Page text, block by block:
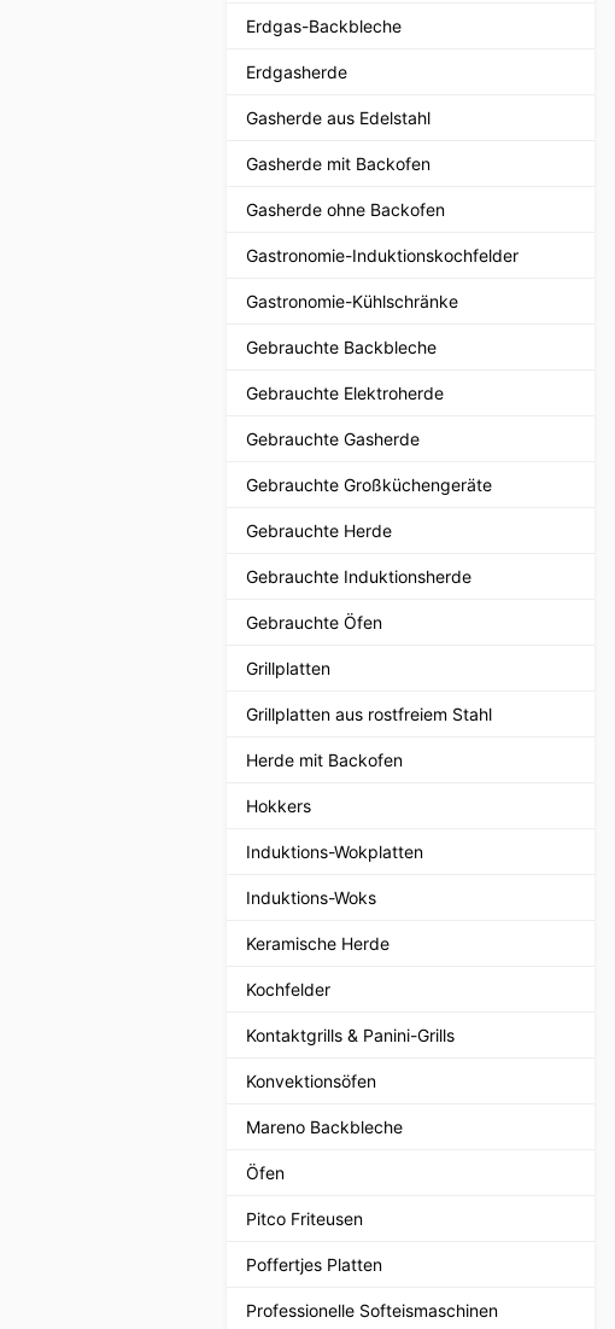
Erdgas-Backbleche
Erdgasherde
Gasherde aus Edelstahl
Gasherde mit Backofen
Gasherde ohne Backofen
Gastronomie-Induktionskochfelder
Gastronomie-Kühlschränke
Gebrauchte Backbleche
Gebrauchte Elektroherde
Gebrauchte Gasherde
Gebrauchte Großküchengeräte
Gebrauchte Herde
Gebrauchte Induktionsherde
Gebrauchte Öfen
Grillplatten
Grillplatten aus rostfreiem Stahl
Herde mit Backofen
Hokkers
Induktions-Wokplatten
Induktions-Woks
Keramische Herde
Kochfelder
Kontaktgrills & Panini-Grills
Konvektionsöfen
Mareno Backbleche
Öfen
Pitco Friteusen
Poffertjes Platten
Professionelle Softeismaschinen